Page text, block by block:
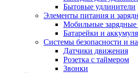
Бытовые удлинители
Элементы питания и
Мобильные зарядные
Батарейки и
Системы безопасности и
Датчики движения
Розетка с таймером
Звонки